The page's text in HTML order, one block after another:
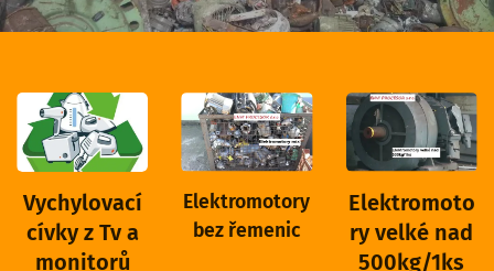
Vychylovací
cívky z Tv a
monitorů
Elektromotory
bez řemenic
Elektromoto
ry velké nad
500kg/1ks